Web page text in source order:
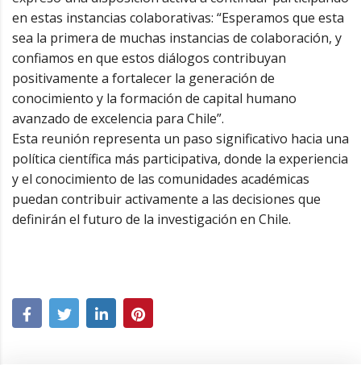
en estas instancias colaborativas: “Esperamos que esta
sea la primera de muchas instancias de colaboración, y
confiamos en que estos diálogos contribuyan
positivamente a fortalecer la generación de
conocimiento y la formación de capital humano
avanzado de excelencia para Chile”.
Esta reunión representa un paso significativo hacia una
política científica más participativa, donde la experiencia
y el conocimiento de las comunidades académicas
puedan contribuir activamente a las decisiones que
definirán el futuro de la investigación en Chile.